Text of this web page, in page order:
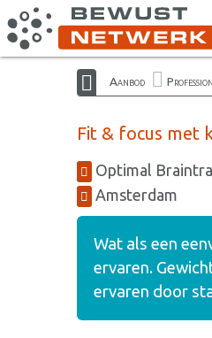
Aanbod
Fit & focus met
Optimal
Amsterdam
Wat als een
ervaren.
ervaren door